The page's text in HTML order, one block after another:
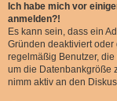
Ich habe mich vor
anmelden?!
Es kann sein, dass ein
Gründen deaktiviert
regelmäßig Benutzer,
um die Datenbankgröße
nimm aktiv an den